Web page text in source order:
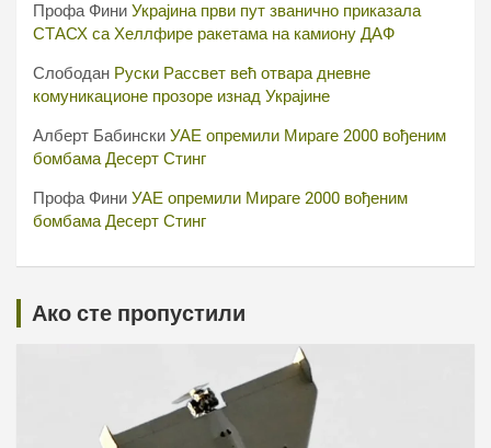
Профа Фини Украјина први пут званично приказала
СТАСХ са Хеллфире ракетама на камиону ДАФ
Слободан Руски Рассвет већ отвара дневне
комуникационе прозоре изнад Украјине
Алберт Бабински УАЕ опремили Мираге 2000 вођеним
бомбама Десерт Стинг
Профа Фини УАЕ опремили Мираге 2000 вођеним
бомбама Десерт Стинг
Ако сте пропустили